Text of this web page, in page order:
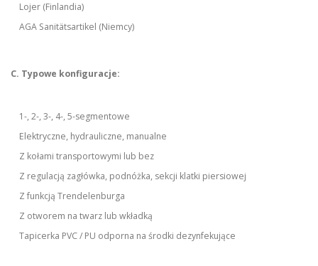
Lojer (Finlandia)
AGA Sanitätsartikel (Niemcy)
C. Typowe konfiguracje:
1-, 2-, 3-, 4-, 5-segmentowe
Elektryczne, hydrauliczne, manualne
Z kołami transportowymi lub bez
Z regulacją zagłówka, podnóżka, sekcji klatki piersiowej
Z funkcją Trendelenburga
Z otworem na twarz lub wkładką
Tapicerka PVC / PU odporna na środki dezynfekujące